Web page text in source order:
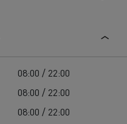
08:00 / 22:00
08:00 / 22:00
08:00 / 22:00